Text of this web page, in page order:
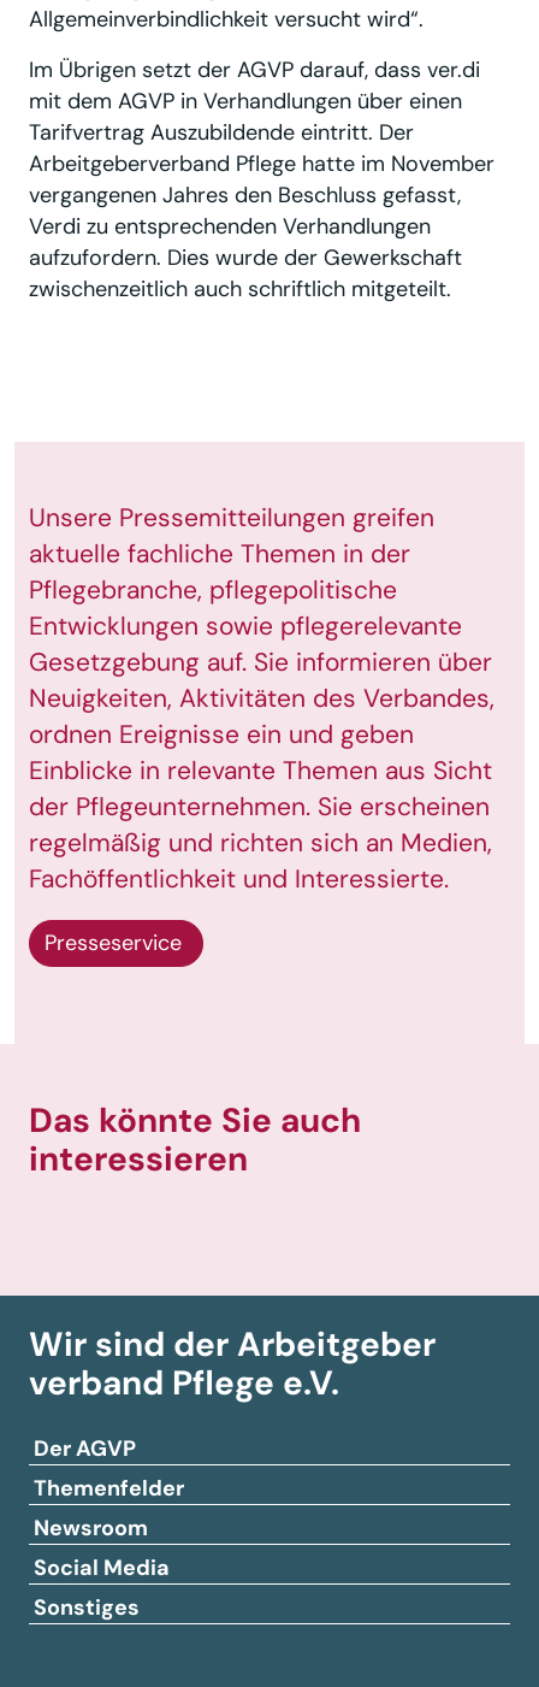
Allgemeinverbindlichkeit versucht wird“.
Im Übrigen setzt der AGVP darauf, dass ver.di
mit dem AGVP in Verhandlungen über einen
Tarifvertrag Auszubildende eintritt. Der
Arbeitgeberverband Pflege hatte im November
vergangenen Jahres den Beschluss gefasst,
Verdi zu entsprechenden Verhandlungen
aufzufordern. Dies wurde der Gewerkschaft
zwischenzeitlich auch schriftlich mitgeteilt.
Unsere Pressemitteilungen greifen
aktuelle fachliche Themen in der
Pflegebranche, pflegepolitische
Entwicklungen sowie pflegerelevante
Gesetzgebung auf. Sie informieren über
Neuigkeiten, Aktivitäten des Verbandes,
ordnen Ereignisse ein und geben
Einblicke in relevante Themen aus Sicht
der Pflegeunternehmen. Sie erscheinen
regelmäßig und richten sich an Medien,
Fachöffentlichkeit und Interessierte.
Presseservice
Das könnte Sie auch
interessieren
Wir sind der Arbeitgeber­
verband Pflege e.V.
Der AGVP
Themenfelder
Newsroom
Social Media
Sonstiges